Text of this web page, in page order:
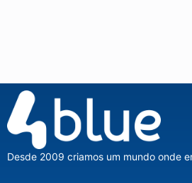
Desde 2009 criamos um mundo onde